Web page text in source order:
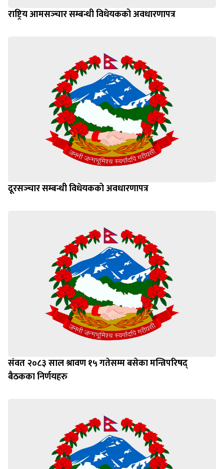
राष्ट्रिय आमसञ्‍चार सम्बन्धी विधेयकको अवधारणापत्र
दूरसञ्‍चार सम्बन्धी विधेयकको अवधारणापत्र
संवत २०८३ साल श्रावण १५ गतेसम्म बसेका मन्त्रिपरिषद्
बैठकका निर्णयहरु